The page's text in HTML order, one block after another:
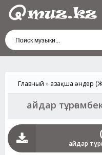
Главный » Қазақша әндер
айдар
айдар